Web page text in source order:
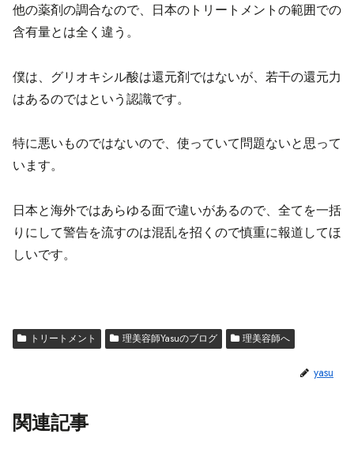
他の薬剤の調合なので、日本のトリートメントの範囲での
含有量とは全く違う。
僕は、グリオキシル酸は還元剤ではないが、若干の還元力
はあるのではという認識です。
特に悪いものではないので、使っていて問題ないと思って
います。
日本と海外ではあらゆる面で違いがあるので、全てを一括
りにして警告を流すのは混乱を招くので慎重に報道してほ
しいです。
トリートメント 理美容師Yasuのブログ 理美容師へ
yasu
関連記事